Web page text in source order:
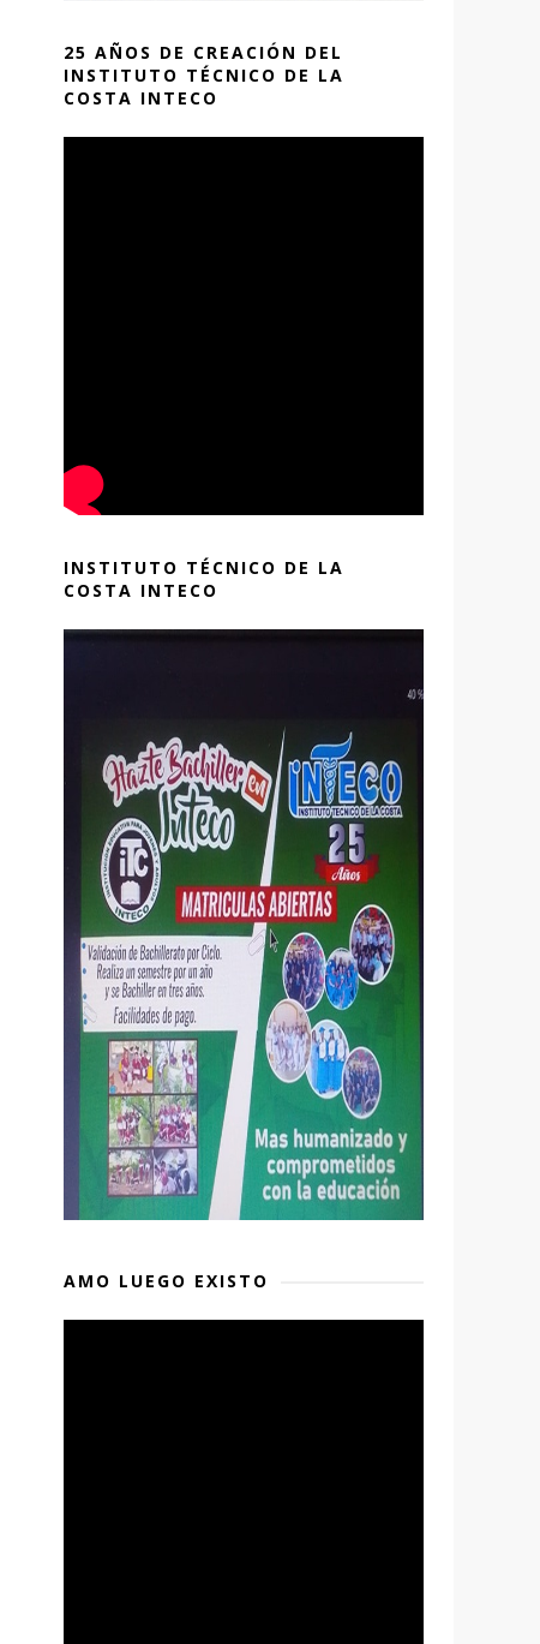
25 AÑOS DE CREACIÓN DEL
INSTITUTO TÉCNICO DE LA
COSTA INTECO
INSTITUTO TÉCNICO DE LA
COSTA INTECO
AMO LUEGO EXISTO